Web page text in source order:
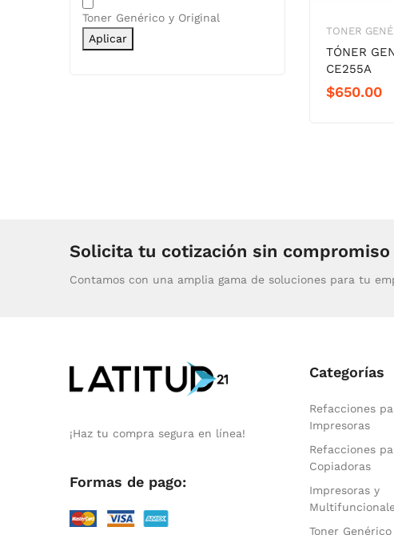
TONER
TÓNER
CE255A
$650.00
Categoría
Toner Genérico y Original
Aplicar
Solicita tu cotización sin compromiso
Contamos con una amplia gama de soluciones para tu
¡Haz tu compra segura en línea!
Formas de pago:
Categorías
Refacciones
Impresoras
Refacciones
Copiadoras
Impresoras y
Toner Genérico